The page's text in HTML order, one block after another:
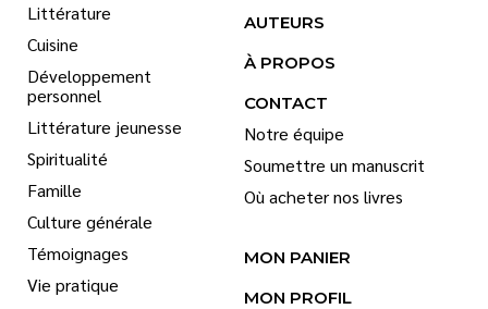
Littérature
Cuisine
Développement
personnel
Littérature jeunesse
Spiritualité
Famille
Culture générale
Témoignages
Vie pratique
AUTEURS
À PROPOS
CONTACT
Notre équipe
Soumettre un manuscrit
Où acheter nos livres
MON PANIER
MON PROFIL